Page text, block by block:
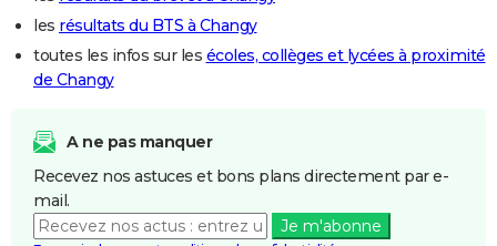
les résultats du BTS à Changy
toutes les infos sur les écoles, collèges et lycées à proximité
de Changy
A ne pas manquer
Recevez nos astuces et bons plans directement par e-
mail.
Je m'abonne